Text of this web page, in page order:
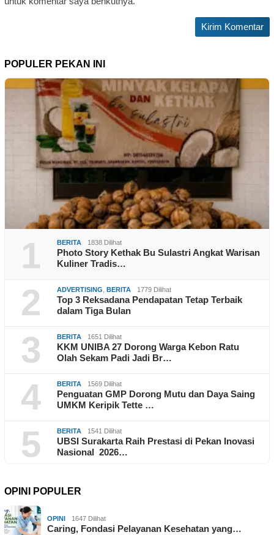
POPULER PEKAN INI
1 BERITA 1838 Dilihat
Photo Story Kethak Bu Sulastri Angkat Warisan
Kuliner Tradis…
2 ADVERTISING BERITA 1779 Dilihat
Top 3 Reksadana Pendapatan Tetap Terbaik
dalam Tiga Bulan
3 BERITA 1651 Dilihat
KKM UNIBA 27 Dorong Warga Kebon Ratu
Olah Sekam Padi Jadi Br…
4 BERITA 1569 Dilihat
Penguatan GMP Dorong Mutu dan Daya Saing
UMKM Keripik Tette …
5 BERITA 1541 Dilihat
UBSI Surakarta Raih Prestasi di Pekan Inovasi
Nasional 2026…
OPINI POPULER
OPINI 1647 Dilihat
Caring, Fondasi Pelayanan Kesehatan yang…